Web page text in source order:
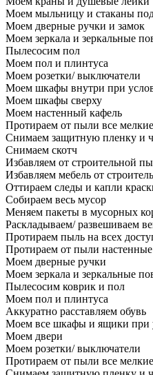
Моем мыльницу и стаканы
Моем дверные ручки и замок
Моем зеркала и зеркальные
Пылесосим пол
Моем пол и плинтуса
Моем розетки/ выключатели
Моем шкафы внутри при
Моем шкафы сверху
Моем настенный кафель
Протираем от пыли все
Снимаем защитную пленку и
Снимаем скотч
Избавляем от строительной
Избавляем мебель от
Оттираем следы и капли
Собираем весь мусор
Меняем пакеты в мусорных
Раскладываем/ развешиваем
Протираем пыль на всех
Протираем от пыли настенные
Моем дверные ручки
Моем зеркала и зеркальные
Пылесосим коврик и пол
Моем пол и плинтуса
Аккуратно расставляем обувь
Моем все шкафы и ящики при
Моем двери
Моем розетки/ выключатели
Протираем от пыли все